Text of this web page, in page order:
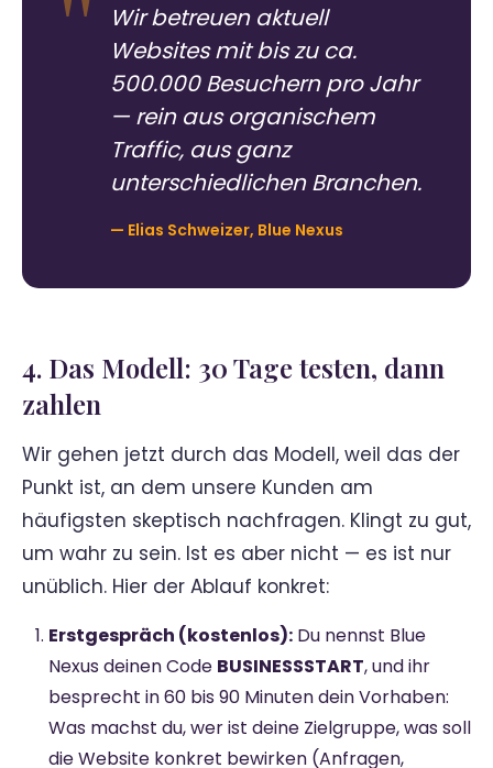
Wir betreuen aktuell
Websites mit bis zu ca.
500.000 Besuchern pro Jahr
— rein aus organischem
Traffic, aus ganz
unterschiedlichen Branchen.
— Elias Schweizer, Blue Nexus
4. Das Modell: 30 Tage testen, dann
zahlen
Wir gehen jetzt durch das Modell, weil das der
Punkt ist, an dem unsere Kunden am
häufigsten skeptisch nachfragen. Klingt zu gut,
um wahr zu sein. Ist es aber nicht — es ist nur
unüblich. Hier der Ablauf konkret:
Erstgespräch (kostenlos): Du nennst Blue
Nexus deinen Code BUSINESSSTART, und ihr
besprecht in 60 bis 90 Minuten dein Vorhaben:
Was machst du, wer ist deine Zielgruppe, was soll
die Website konkret bewirken (Anfragen,